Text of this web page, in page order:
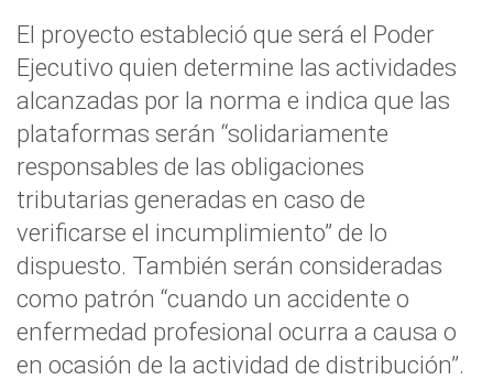
El proyecto estableció que será el Poder
Ejecutivo quien determine las actividades
alcanzadas por la norma e indica que las
plataformas serán “solidariamente
responsables de las obligaciones
tributarias generadas en caso de
verificarse el incumplimiento” de lo
dispuesto. También serán consideradas
como patrón “cuando un accidente o
enfermedad profesional ocurra a causa o
en ocasión de la actividad de distribución”.